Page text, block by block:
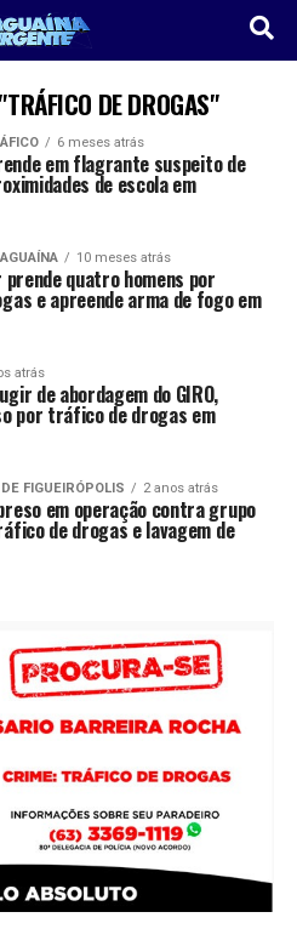
DE DROGAS"
6 meses atrás
em flagrante suspeito de
de escola em
10 meses atrás
quatro homens por
e apreende arma de fogo em
atrás
de abordagem do GIRO,
por tráfico de drogas em
FIGUEIRÓPOLIS 2 anos atrás
em operação contra grupo
de drogas e lavagem de